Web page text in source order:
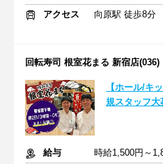
アクセス
向原駅 徒歩8分
回転寿司 根室花まる 新宿店(036)
【ホール/キ
規スタッフ
給与